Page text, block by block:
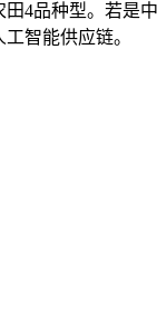
4品种型。若是
智能供应链。